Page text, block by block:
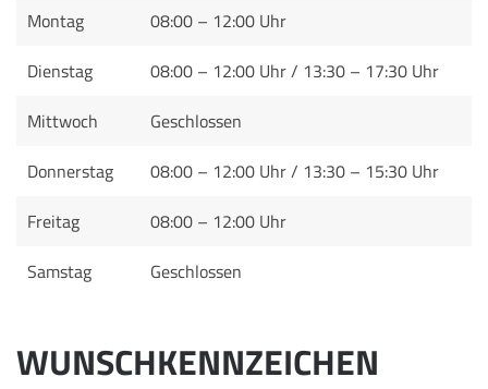
Montag
08:00 – 12:00 Uhr
Dienstag
08:00 – 12:00 Uhr / 13:30 – 17:30 Uhr
Mittwoch
Geschlossen
Donnerstag
08:00 – 12:00 Uhr / 13:30 – 15:30 Uhr
Freitag
08:00 – 12:00 Uhr
Samstag
Geschlossen
WUNSCHKENNZEICHEN